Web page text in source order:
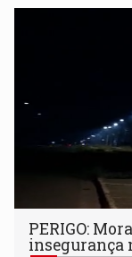
PERIGO:
insegurança